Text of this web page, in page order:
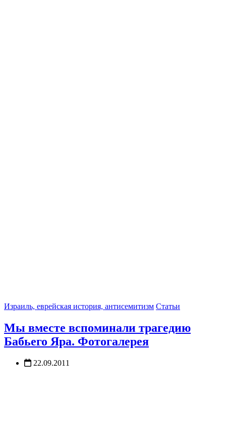
Израиль, еврейская история, антисемитизм Статьи
Мы вместе вспоминали трагедию
Бабьего Яра. Фотогалерея
22.09.2011